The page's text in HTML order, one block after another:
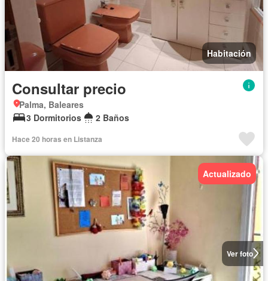
Habitación
Consultar precio
Palma, Baleares
3 Dormitorios
2 Baños
Hace 20 horas en Listanza
Ver foto
Actualizado